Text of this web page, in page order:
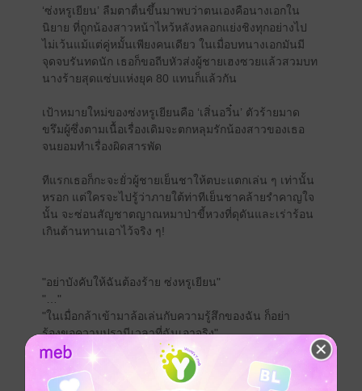
‘ซ่งหรูเยียน’ ลืมตาตื่นขึ้นมาพบว่าตนเองคือนางเอกใน
นิยาย ที่ถูกน้องสาวหน้าไหว้หลังหลอกแย่งชิงทุกอย่างไป
ไม่เว้นแม้แต่คู่หมั้นเพียงคนเดียว ในเมื่อบทนางเอกมันมี
จุดจบรันทดนัก เธอก็ขอถีบหัวส่งผู้ชายเฮงซวยแล้วสวมบท
นางร้ายสุดแซ่บแห่งยุค 80 แทนก็แล้วกัน
เป้าหมายใหม่ของซ่งหรูเยียนคือ ‘เสิ่นอวิ๋น’ ตัวร้ายมาด
ขรึมผู้ซึ่งตามเนื้อเรื่องเดิมจะตกหลุมรักน้องสาวของเธอ
จนยอมทำเรื่องผิดสารพัด
ทีแรกเธอก็กะจะยั่วผู้ชายเย็นชาให้ตบะแตกเล่น ๆ เท่านั้น
หรอก แต่ใครจะไปรู้ว่าภายใต้ท่าทีเย็นชาคล้ายรำคาญใจ
นั้น จะซ่อนสัญชาตญาณหมาป่าขี้หวงที่ดุดันและเร่าร้อน
เกินต้านทานเอาไว้จริง ๆ!
"อย่าบังคับให้ฉันต้องร้าย ซ่งหรูเยียน"
"…"
"ในเมื่อกล้าเข้ามาล้อเล่นกับความรู้สึกของฉัน ก็อย่า
ร้องขอความปรานีเวลาที่ฉันเอาจริง"